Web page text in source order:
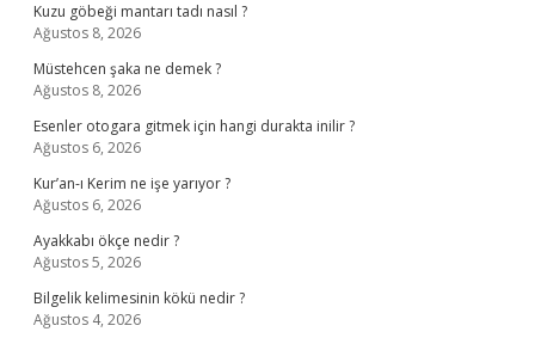
Kuzu göbeği mantarı tadı nasıl ?
Ağustos 8, 2026
Müstehcen şaka ne demek ?
Ağustos 8, 2026
Esenler otogara gitmek için hangi durakta inilir ?
Ağustos 6, 2026
Kur’an-ı Kerim ne işe yarıyor ?
Ağustos 6, 2026
Ayakkabı ökçe nedir ?
Ağustos 5, 2026
Bilgelik kelimesinin kökü nedir ?
Ağustos 4, 2026